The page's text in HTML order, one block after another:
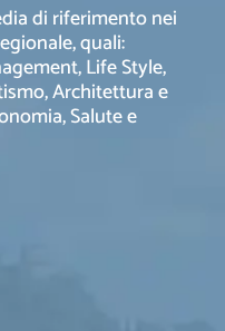
di riferimento nei
quali:
Life Style,
Architettura e
Salute e